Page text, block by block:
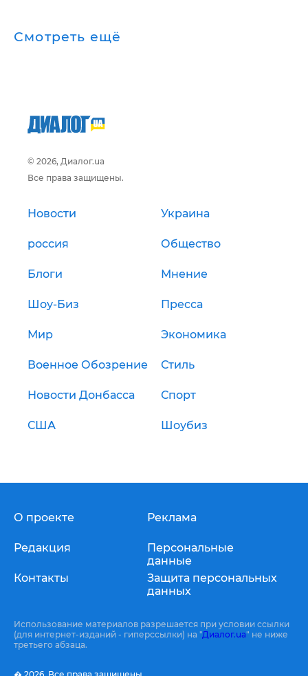
Смотреть ещё
© 2026, Диалог.ua
Все права защищены.
Новости Украина
россия Общество
Блоги Мнение
Шоу-Биз Пресса
Мир Экономика
Военное Обозрение Стиль
Новости Донбасса Спорт
США Шоубиз
О проекте
Редакция
Контакты
Реклама
Персональные
данные
Защита персональных
данных
Использование материалов разрешается при условии ссылки
(для интернет-изданий - гиперссылки) на "Диалог.ua" не ниже
третьего абзаца.